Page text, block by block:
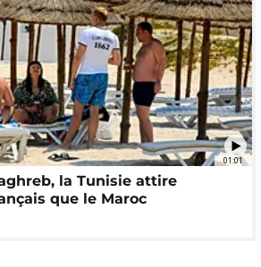
01:01
la Tunisie attire
que le Maroc